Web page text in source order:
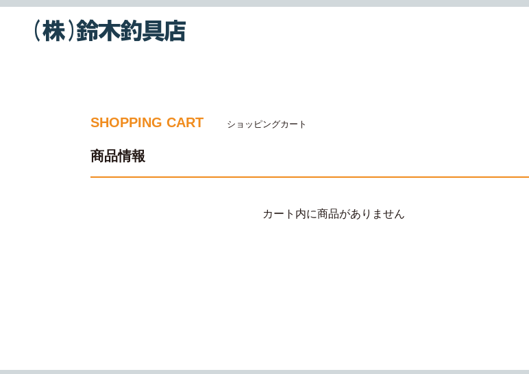
SHOPPING CART ショッピングカート
商品情報
カート内に商品がありません